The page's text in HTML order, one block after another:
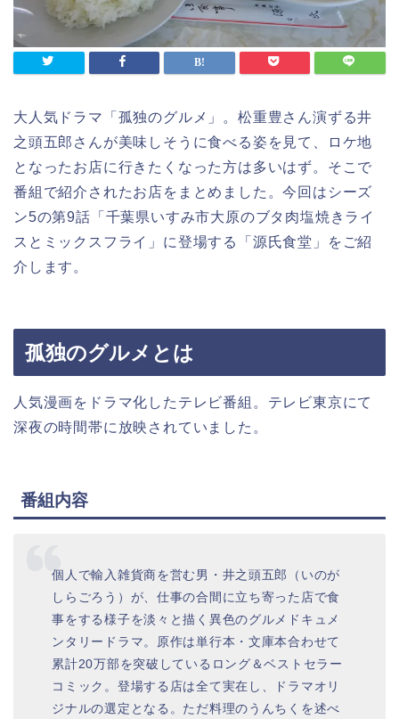
大人気ドラマ「孤独のグルメ」。松重豊さん演ずる井
之頭五郎さんが美味しそうに食べる姿を見て、ロケ地
となったお店に行きたくなった方は多いはず。そこで
番組で紹介されたお店をまとめました。今回はシーズ
ン5の第9話「千葉県いすみ市大原のブタ肉塩焼きライ
スとミックスフライ」に登場する「源氏食堂」をご紹
介します。
孤独のグルメとは
人気漫画をドラマ化したテレビ番組。テレビ東京にて
深夜の時間帯に放映されていました。
番組内容
個人で輸入雑貨商を営む男・井之頭五郎（いのが
しらごろう）が、仕事の合間に立ち寄った店で食
事をする様子を淡々と描く異色のグルメドキュメ
ンタリードラマ。原作は単行本・文庫本合わせて
累計20万部を突破しているロング＆ベストセラー
コミック。登場する店は全て実在し、ドラマオリ
ジナルの選定となる。ただ料理のうんちくを述べ